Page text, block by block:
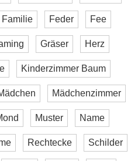
Familie Feder Fee
Gräser Herz
Kinderzimmer Baum
Mädchenzimmer
Muster Name
Rechtecke Schilder